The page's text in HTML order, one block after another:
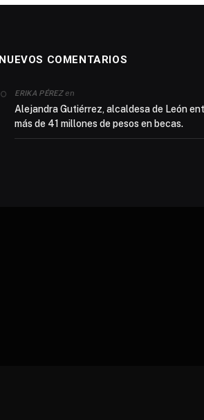
NUEVOS COMENTARIOS
ERIKA PÉREZen
Alejandra Gutiérrez, alcaldesa de León
más de 41 millones de pesos en becas.